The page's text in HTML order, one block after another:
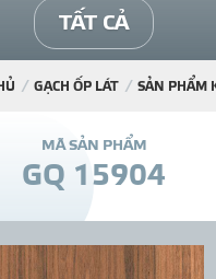
TẤT CẢ
GẠCH ỐP LÁT SẢN PHẨM
MÃ SẢN PHẨM
GQ 15904